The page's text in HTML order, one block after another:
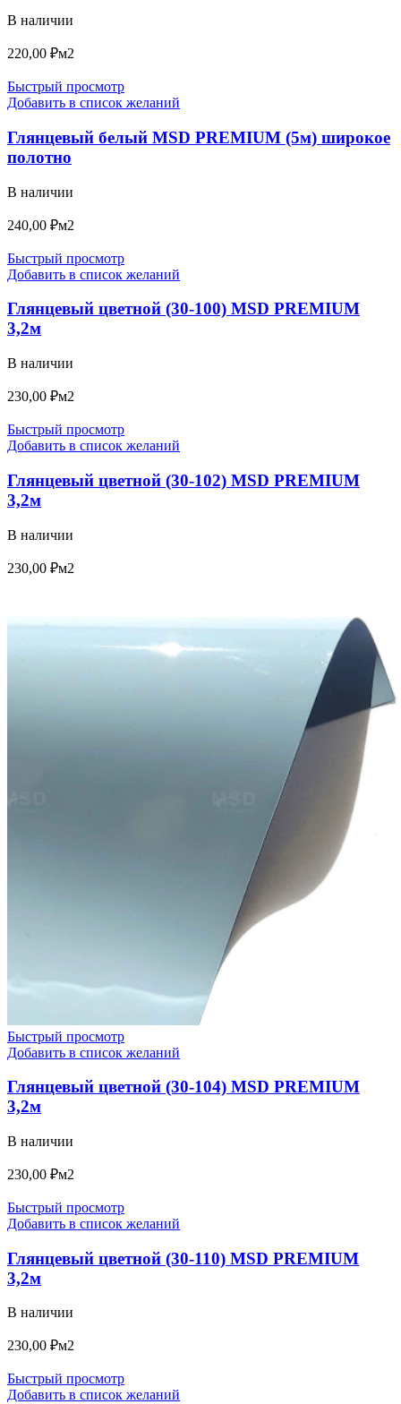
В наличии
220,00 ₽м2
Быстрый просмотр
Добавить в список желаний
Глянцевый белый MSD PREMIUM (5м) широкое
полотно
В наличии
240,00 ₽м2
Быстрый просмотр
Добавить в список желаний
Глянцевый цветной (30-100) MSD PREMIUM
3,2м
В наличии
230,00 ₽м2
Быстрый просмотр
Добавить в список желаний
Глянцевый цветной (30-102) MSD PREMIUM
3,2м
В наличии
230,00 ₽м2
Быстрый просмотр
Добавить в список желаний
Глянцевый цветной (30-104) MSD PREMIUM
3,2м
В наличии
230,00 ₽м2
Быстрый просмотр
Добавить в список желаний
Глянцевый цветной (30-110) MSD PREMIUM
3,2м
В наличии
230,00 ₽м2
Быстрый просмотр
Добавить в список желаний